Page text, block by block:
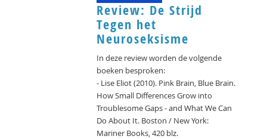
Review: De Strijd
Tegen het
Neuroseksisme
In deze review worden de volgende
boeken besproken:
- Lise Eliot (2010). Pink Brain, Blue Brain.
How Small Differences Grow into
Troublesome Gaps - and What We Can
Do About It. Boston / New York:
Mariner Books, 420 blz.